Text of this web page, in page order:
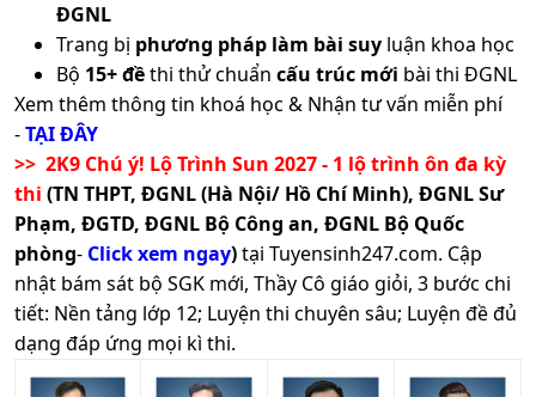
ĐGNL
Trang bị phương pháp làm bài suy luận khoa học
Bộ 15+ đềthi thử chuẩn cấu trúc mới bài thi ĐGNL
Xem thêm thông tin khoá học & Nhận tư vấn miễn phí
-TẠI ĐÂY
>> 2K9 Chú ý! Lộ Trình Sun 2027 - 1 lộ trình ôn đa kỳ
thi (TN THPT, ĐGNL (Hà Nội/ Hồ Chí Minh), ĐGNL Sư
Phạm, ĐGTD, ĐGNL Bộ Công an, ĐGNL Bộ Quốc
phòng- Click xem ngay)tại Tuyensinh247.com. Cập
nhật bám sát bộ SGK mới, Thầy Cô giáo giỏi, 3 bước chi
tiết: Nền tảng lớp 12; Luyện thi chuyên sâu; Luyện đề đủ
dạng đáp ứng mọi kì thi.